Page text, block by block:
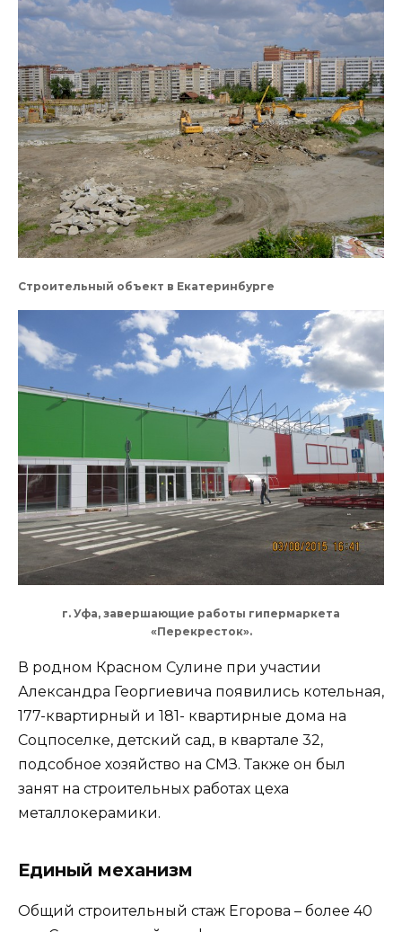
Строительный объект в Екатеринбурге
г. Уфа, завершающие работы гипермаркета
«Перекресток».
В родном Красном Сулине при участии
Александра Георгиевича появились котельная,
177-квартирный и 181- квартирные дома на
Соцпоселке, детский сад, в квартале 32,
подсобное хозяйство на СМЗ. Также он был
занят на строительных работах цеха
металлокерамики.
Единый механизм
Общий строительный стаж Егорова – более 40